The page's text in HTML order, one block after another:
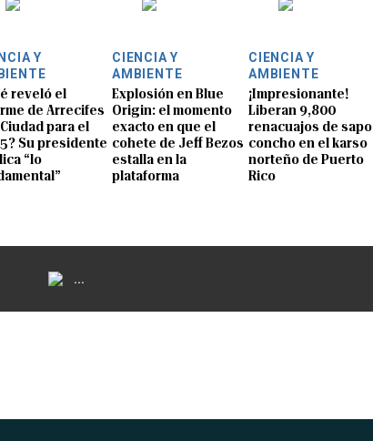
Y
reveló el
de Arrecifes
para el
Su presidente
“lo
CIENCIA Y
AMBIENTE
Explosión en Blue
Origin: el momento
exacto en que el
cohete de Jeff Bezos
estalla en la
plataforma
CIENCIA Y
AMBIENTE
¡Impresionante!
Liberan 9,800
renacuajos de sapo
concho en el karso
norteño de Puerto
Rico
...